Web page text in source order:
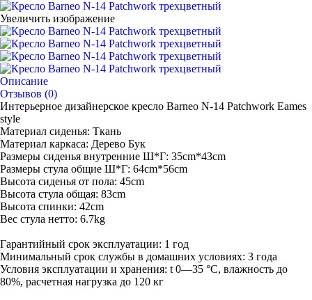
Увеличить изображение
Описание
Отзывов (0)
Интерьерное дизайнерское кресло Barneo N-14 Patchwork Eames
style
Материал сиденья: Ткань
Материал каркаса: Дерево Бук
Размеры сиденья внутренние Ш*Г: 35cm*43cm
Размеры стула общие Ш*Г: 64cm*56cm
Высота сиденья от пола: 45cm
Высота стула общая: 83cm
Высота спинки: 42cm
Вес стула нетто: 6.7kg
Гарантийный срок эксплуатации: 1 год
Минимальный срок службы в домашних условиях: 3 года
Условия эксплуатации и хранения: t 0—35 °С, влажность до
80%, расчетная нагрузка до 120 кг